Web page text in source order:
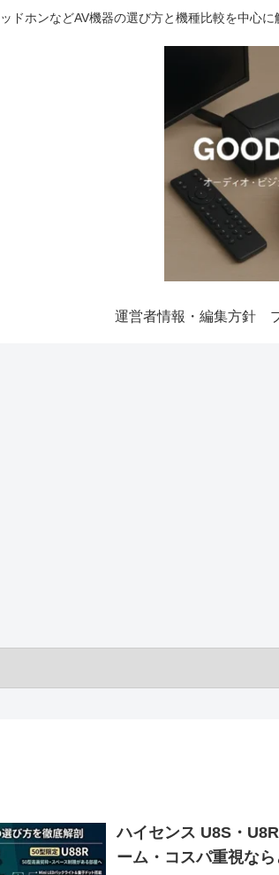
ドホンなどAV機器の選び方と機種比較を中心
運営者情報・編集方針
ハイセンス U8S・
ーム・コスパ重視な